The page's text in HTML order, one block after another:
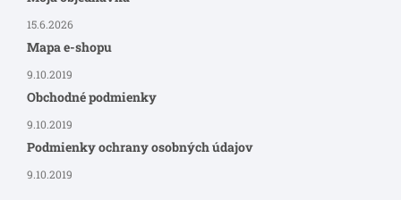
15.6.2026
Mapa e-shopu
9.10.2019
Obchodné podmienky
9.10.2019
Podmienky ochrany osobných údajov
9.10.2019